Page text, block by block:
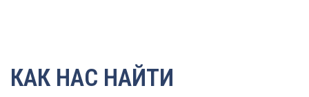
КАК НАС НАЙТИ